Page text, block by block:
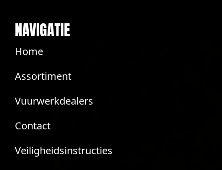
NAVIGATIE
Home
Assortiment
Vuurwerkdealers
Contact
Veiligheidsinstructies